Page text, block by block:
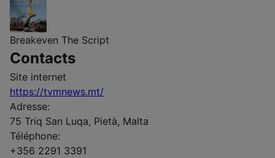
Breakeven The Script
Contacts
Site internet
https://tvmnews.mt/
Adresse:
75 Triq San Luqa, Pietà, Malta
Téléphone:
+356 2291 3391